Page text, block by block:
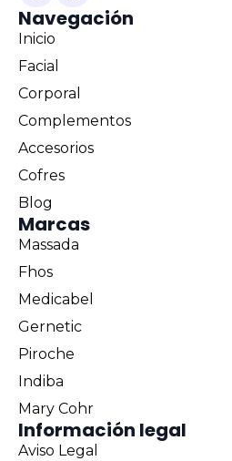
Navegación
Inicio
Facial
Corporal
Complementos
Accesorios
Cofres
Blog
Marcas
Massada
Fhos
Medicabel
Gernetic
Piroche
Indiba
Mary Cohr
Información legal
Aviso Legal